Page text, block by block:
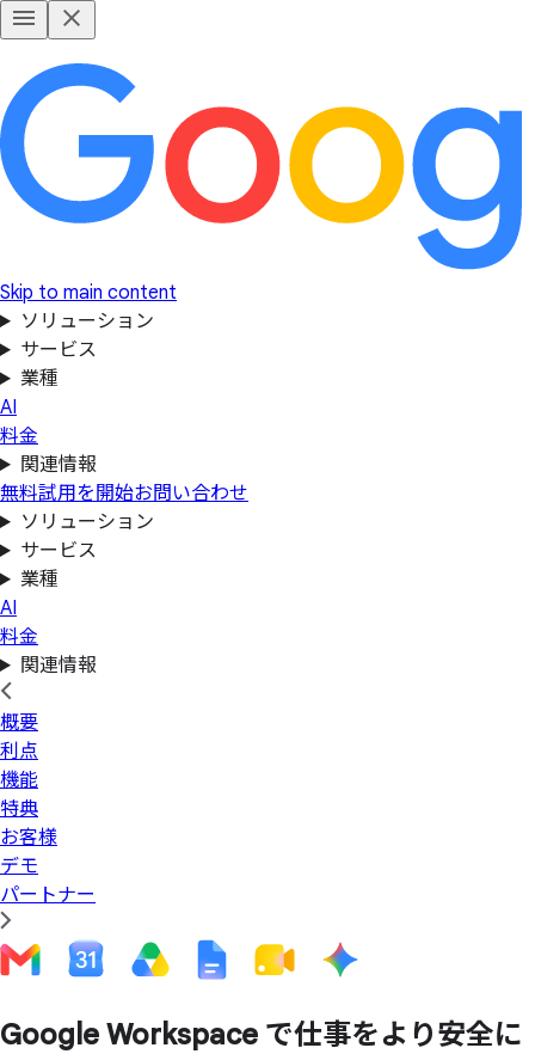
Skip to main content
ソリューション
サービス
業種
AI
料金
関連情報
無料試用を開始お問い合わせ
ソリューション
サービス
業種
AI
料金
関連情報
概要
利点
機能
特典
お客様
デモ
パートナー
Google Workspace で仕事をより安全に